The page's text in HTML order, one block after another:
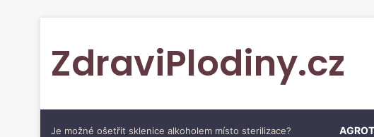
ZdraviPlodiny.cz
Je možné ošetřit sklenice alkoholem místo sterilizace?